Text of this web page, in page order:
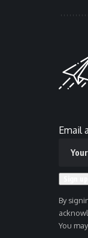
Email
By
You